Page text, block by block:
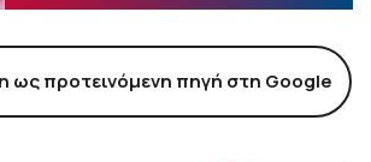
ως προτεινόμενη πηγή στη Google